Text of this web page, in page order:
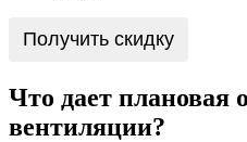
Получить скидку
Что дает плановая
вентиляции?